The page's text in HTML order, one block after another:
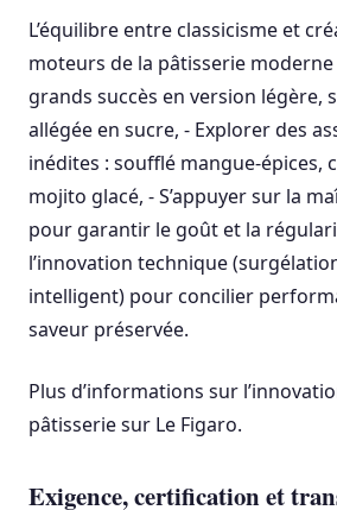
L’équilibre entre classicisme et
moteurs de la pâtisserie moderne
grands succès en version légère,
allégée en sucre, - Explorer des
inédites : soufflé mangue-épices,
mojito glacé, - S’appuyer sur la
pour garantir le goût et la
l’innovation technique
intelligent) pour concilier
saveur préservée.
Plus d’informations sur
pâtisserie sur Le Figaro.
Exigence, certification et